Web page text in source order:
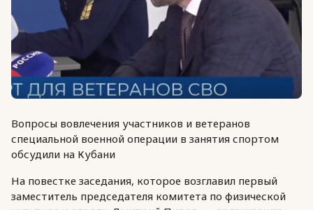
Вопросы вовлечения участников и ветеранов
специальной военной операции в занятия спортом
обсудили на Кубани
На повестке заседания, которое возглавил первый
заместитель председателя комитета по физической